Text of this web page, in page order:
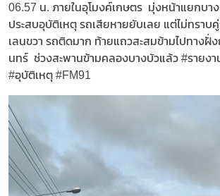
06.57 น. ภายในอุโมงค์เกษตร มุ่งหน้าแยกบา
ประสบอุบัติเหตุ รถเสียหายยับเลย แต่ไม่ทรา
เลนขวา รถติดมาก ท้ายแถวสะสมข้ามไปทางฝั่
นทร์ ช่วงสะพานข้ามคลองบางบัวแล้ว #รายงา
#อุบัติเหตุ #FM91